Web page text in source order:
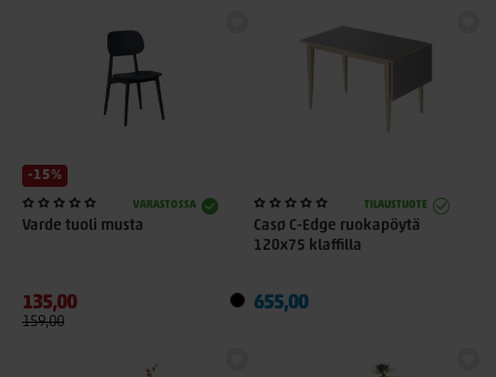
-15%
VARASTOSSA
Varde tuoli musta
135,00
159,00
TILAUSTUOTE
Casø C-Edge ruokapöytä
120x75 klaffilla
655,00